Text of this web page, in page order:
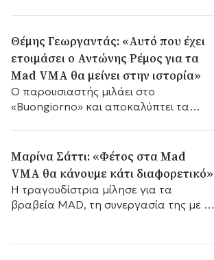
Θέμης Γεωργαντάς: «Αυτό που έχει
ετοιμάσει ο Αντώνης Ρέμος για τα
Mad VMA θα μείνει στην ιστορία»
Ο παρουσιαστής μιλάει στο
«Buongiorno» και αποκαλύπτει τα
Μαρίνα Σάττι: «Φέτος στα Mad
VMA θα κάνουμε κάτι διαφορετικό»
Η τραγουδίστρια μίλησε για τα
βραβεία MAD, τη συνεργασία της με τη